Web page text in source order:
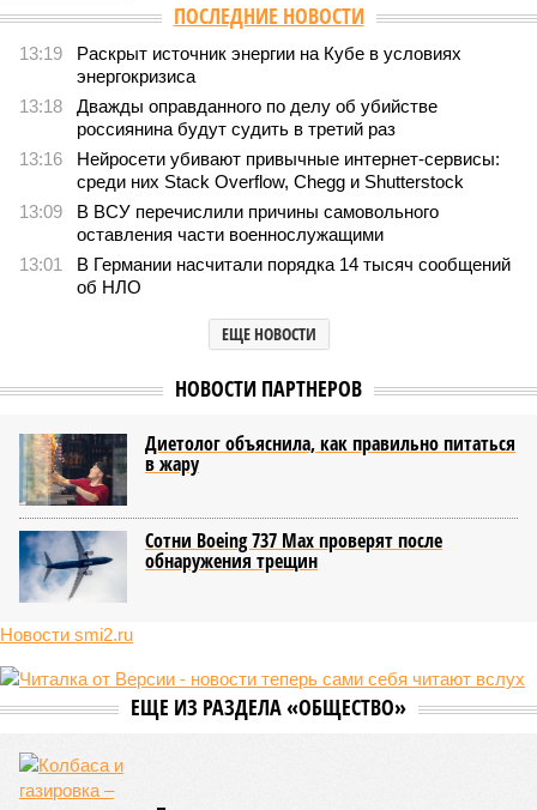
ПОСЛЕДНИЕ НОВОСТИ
13:19
Раскрыт источник энергии на Кубе в условиях
энергокризиса
13:18
Дважды оправданного по делу об убийстве
россиянина будут судить в третий раз
13:16
Нейросети убивают привычные интернет-сервисы:
среди них Stack Overflow, Chegg и Shutterstock
13:09
В ВСУ перечислили причины самовольного
оставления части военнослужащими
13:01
В Германии насчитали порядка 14 тысяч сообщений
об НЛО
ЕЩЕ НОВОСТИ
НОВОСТИ ПАРТНЕРОВ
Диетолог объяснила, как правильно питаться
в жару
Сотни Boeing 737 Max проверят после
обнаружения трещин
Новости smi2.ru
ЕЩЕ ИЗ РАЗДЕЛА «ОБЩЕСТВО»